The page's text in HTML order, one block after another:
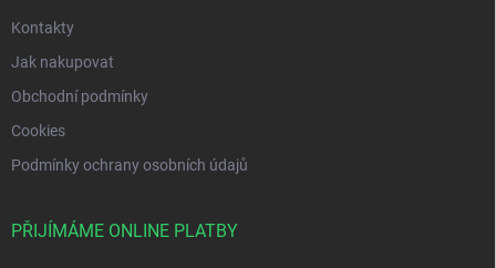
Kontakty
Jak nakupovat
Obchodní podmínky
Cookies
Podmínky ochrany osobních údajů
PŘIJÍMÁME ONLINE PLATBY